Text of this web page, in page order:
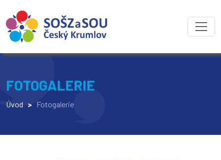
FOTOGALERIE
Úvod > Fotogalerie